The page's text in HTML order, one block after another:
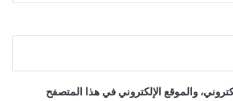
والموقع الإلكتروني في هذا المتصفح